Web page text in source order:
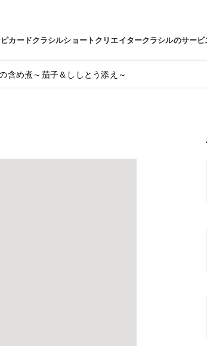
カードクラシルショートクリエイタークラシルのサービ
含め煮～茄子＆ししとう添え～